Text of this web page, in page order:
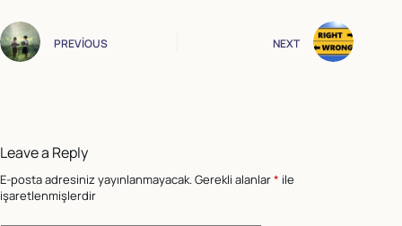
PREVIOUS NEXT
Leave a Reply
E-posta adresiniz yayınlanmayacak.Gerekli alanlar* ile
işaretlenmişlerdir